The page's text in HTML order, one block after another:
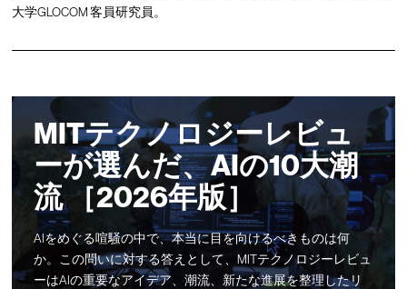
大学GLOCOM 客員研究員。
MITテクノロジーレビュ
ーが選んだ、AIの10大潮
流 ［2026年版］
AIをめぐる喧騒の中で、本当に目を向けるべきものは何
か。この問いに対する答えとして、MITテクノロジーレビュ
ーはAIの重要なアイデア、潮流、新たな進展を整理したリ